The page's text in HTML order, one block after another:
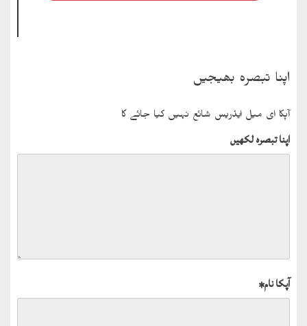
اپنا تبصرہ بھیجیں
آپکا ای میل ایڈریس شائع نہیں کیا جائے گا
اپنا تبصرہ لکھیں
آپکا نام*